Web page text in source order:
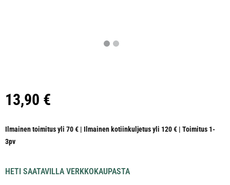
13,90 €
Ilmainen toimitus yli 70 € | Ilmainen kotiinkuljetus yli 120 € | Toimitus 1-
3pv
HETI SAATAVILLA VERKKOKAUPASTA